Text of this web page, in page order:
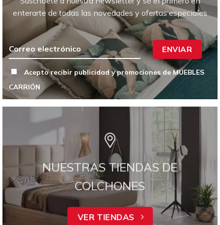
enterarte de todas las novedades y ofertas especiales
Acepto recibir publicidad y promociones de MUEBLES
CARRIÓN
ENVIAR
NUESTRAS TIENDAS DE
COLCHONES
VER TIENDAS